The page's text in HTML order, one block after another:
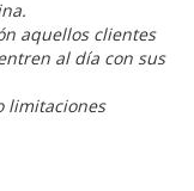
aquellos clientes
al día con sus
limitaciones